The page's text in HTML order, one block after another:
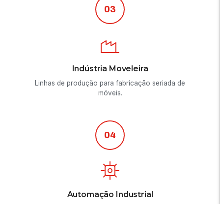
03
Indústria Moveleira
Linhas de produção para fabricação seriada de
móveis.
04
Automação Industrial